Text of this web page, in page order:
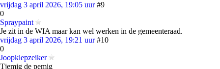
vrijdag 3 april 2026, 19:05 uur #9
0
Spraypaint
Je zit in de WIA maar kan wel werken in de gemeenteraad.
vrijdag 3 april 2026, 19:21 uur #10
0
Joopklepzeiker
Tjemig de pemig